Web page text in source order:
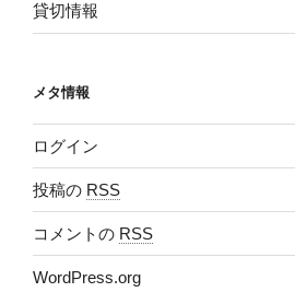
貸切情報
メタ情報
ログイン
投稿の RSS
コメントの RSS
WordPress.org